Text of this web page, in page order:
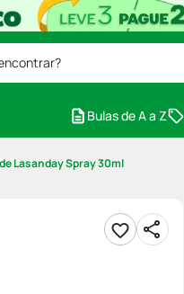
Bulas de A a Z
Lasanday Spray 30ml